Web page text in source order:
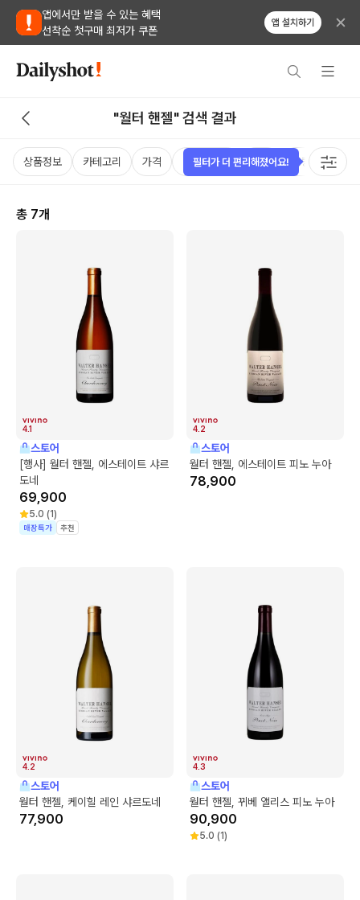
앱에서만 받을 수 있는 혜택
선착순 첫구매 최저가 쿠폰
앱 설치하기
"월터 핸젤" 검색 결과
상품정보 카테고리 가격 비비노점수 국가 용량 태그
총 7개
4.1
스토어
[행사] 월터 핸젤, 에스테이트 샤르
도네
69,900
5.0 (1)
매장특가 추천
4.2
스토어
월터 핸젤, 에스테이트 피노 누아
78,900
4.2
스토어
월터 핸젤, 케이힐 레인 샤르도네
77,900
4.3
스토어
월터 핸젤, 뀌베 앨리스 피노 누아
90,900
5.0 (1)
필터가 더 편리해졌어요!